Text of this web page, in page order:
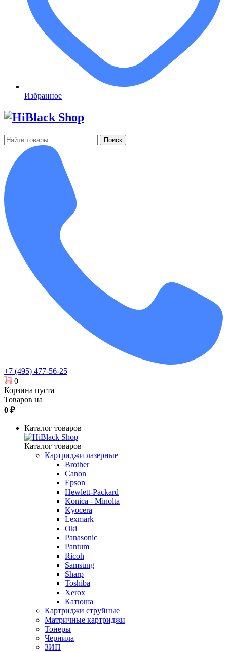
Избранное
Поиск
+7 (495) 477-56-25
0
Корзина пуста
Товаров на
0 ₽
Каталог товаров
Каталог товаров
Картриджи лазерные
Brother
Canon
Epson
Hewlett-Packard
Konica - Minolta
Kyocera
Lexmark
Oki
Panasonic
Pantum
Ricoh
Samsung
Sharp
Toshiba
Xerox
Катюша
Картриджи струйные
Матричные картриджи
Тонеры
Чернила
ЗИП